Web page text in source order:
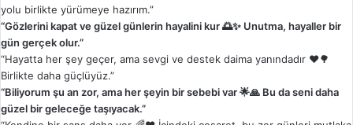
yolu birlikte yürümeye hazırım.”
“Gözlerini kapat ve güzel günlerin hayalini kur 🌅✨ Unutma, hayaller bir
gün gerçek olur.”
“Hayatta her şey geçer, ama sevgi ve destek daima yanındadır ❤️🌳
Birlikte daha güçlüyüz.”
“Biliyorum şu an zor, ama her şeyin bir sebebi var 🌟🙏 Bu da seni daha
güzel bir geleceğe taşıyacak.”